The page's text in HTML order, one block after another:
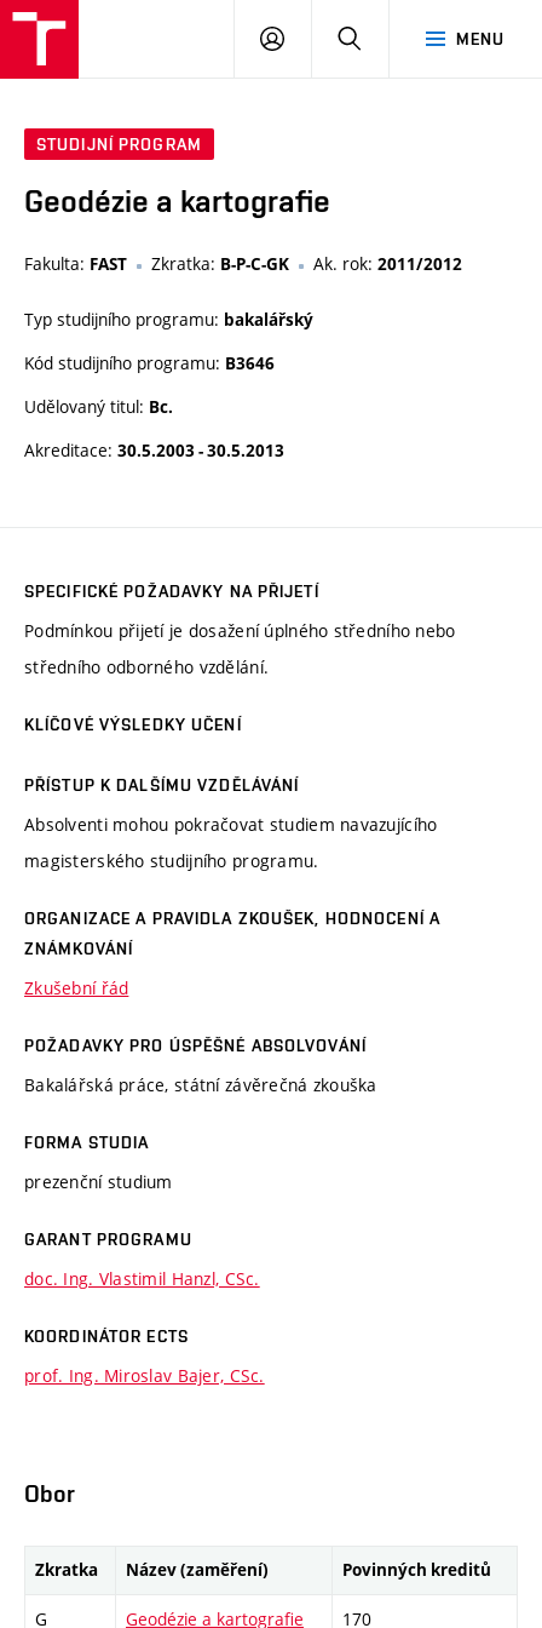
MENU
PŘIHLÁSIT
STUDIJNÍ PROGRAM
Geodézie a kartografie
Fakulta: FAST Zkratka: B-P-C-GK Ak. rok: 2011/2012
Typ studijního programu: bakalářský
Kód studijního programu: B3646
Udělovaný titul: Bc.
Akreditace: 30.5.2003 - 30.5.2013
SPECIFICKÉ POŽADAVKY NA PŘIJETÍ
Podmínkou přijetí je dosažení úplného středního nebo
středního odborného vzdělání.
KLÍČOVÉ VÝSLEDKY UČENÍ
PŘÍSTUP K DALŠÍMU VZDĚLÁVÁNÍ
Absolventi mohou pokračovat studiem navazujícího
magisterského studijního programu.
ORGANIZACE A PRAVIDLA ZKOUŠEK, HODNOCENÍ A
ZNÁMKOVÁNÍ
Zkušební řád
POŽADAVKY PRO ÚSPĚŠNÉ ABSOLVOVÁNÍ
Bakalářská práce, státní závěrečná zkouška
FORMA STUDIA
prezenční studium
GARANT PROGRAMU
doc. Ing. Vlastimil Hanzl, CSc.
KOORDINÁTOR ECTS
prof. Ing. Miroslav Bajer, CSc.
Obor
Zkratka Název (zaměření) Povinných kreditů
G Geodézie a kartografie 170